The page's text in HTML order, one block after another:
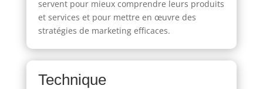
servent pour mieux comprendre leurs produits
et services et pour mettre en œuvre des
stratégies de marketing efficaces.
Technique